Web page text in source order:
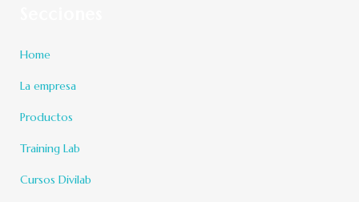
Home
La empresa
Productos
Training Lab
Cursos Divilab